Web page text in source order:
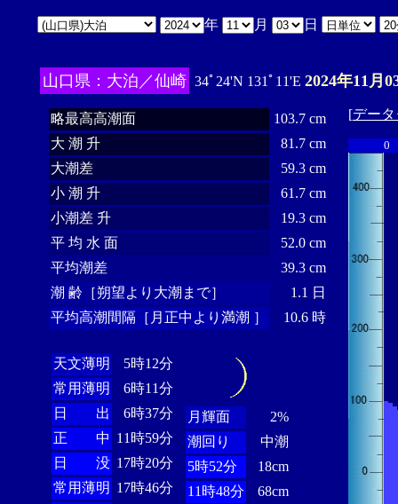
年 月 日
山口県：大泊／仙崎 34ﾟ24'N 131ﾟ11'E 2024年11月
略最高高潮面
103.7 cm
大 潮 升
81.7 cm
大潮差
59.3 cm
小 潮 升
61.7 cm
小潮差 升
19.3 cm
平 均 水 面
52.0 cm
平均潮差
39.3 cm
潮 齢［朔望より大潮まで］
1.1 日
平均高潮間隔［月正中より満潮 ］
10.6 時
天文薄明
5時12分
常用薄明
6時11分
日 出
6時37分
正 中 11時59分
日 没 17時20分
常用薄明 17時46分
月輝面
2%
潮回り
中潮
5時52分
18cm
11時48分
68cm
[デー
0